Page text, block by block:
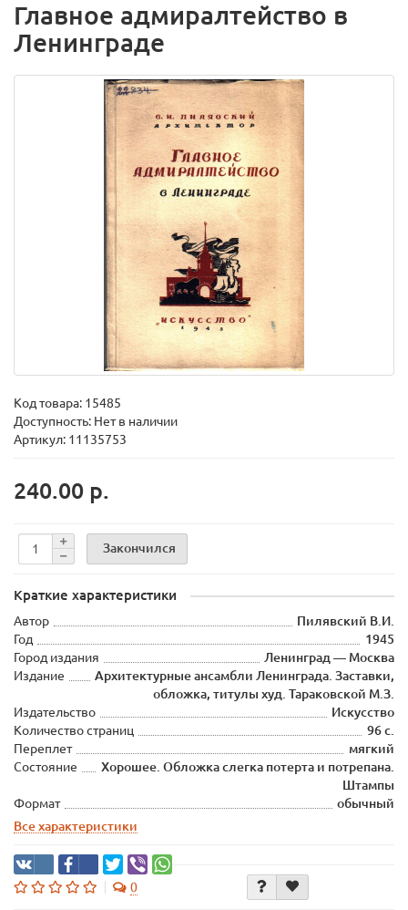
Главное адмиралтейство в
Ленинграде
Код товара: 15485
Доступность: Нет в наличии
Артикул: 11135753
240.00 р.
Закончился
Краткие характеристики
Автор
Пилявский В.И.
Год
1945
Город издания
Ленинград — Москва
Издание
Архитектурные ансамбли Ленинграда. Заставки,
обложка, титулы худ. Тараковской М.З.
Издательство
Искусство
Количество страниц
96 с.
Переплет
мягкий
Состояние
Хорошее. Обложка слегка потерта и потрепана.
Штампы
Формат
обычный
Все характеристики
0